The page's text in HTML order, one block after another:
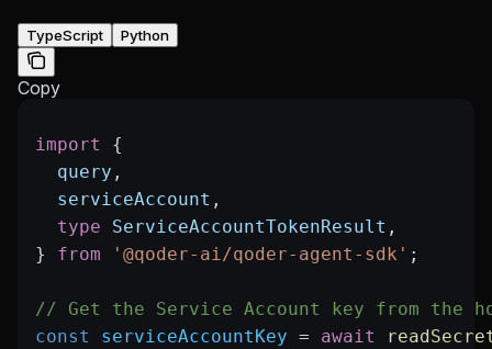
TypeScript Python
Copy
import
{
  query
,
  serviceAccount
,
  type
ServiceAccountTokenResult ,
} from '@qoder-ai/qoder-agent-sdk' ;
// Get the Service Account key from the
const
serviceAccountKey = await